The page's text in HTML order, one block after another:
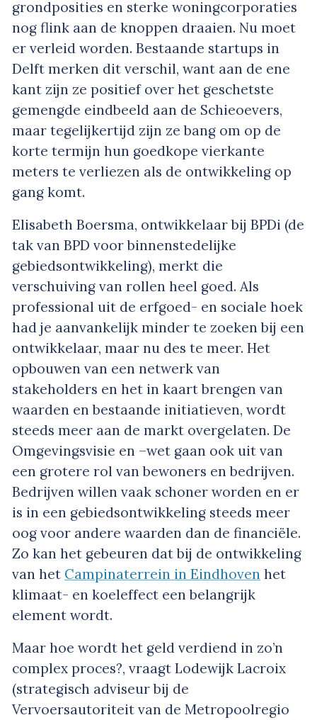
grondposities en sterke woningcorporaties
nog flink aan de knoppen draaien. Nu moet
er verleid worden. Bestaande startups in
Delft merken dit verschil, want aan de ene
kant zijn ze positief over het geschetste
gemengde eindbeeld aan de Schieoevers,
maar tegelijkertijd zijn ze bang om op de
korte termijn hun goedkope vierkante
meters te verliezen als de ontwikkeling op
gang komt.
Elisabeth Boersma, ontwikkelaar bij BPDi (de
tak van BPD voor binnenstedelijke
gebiedsontwikkeling), merkt die
verschuiving van rollen heel goed. Als
professional uit de erfgoed- en sociale hoek
had je aanvankelijk minder te zoeken bij een
ontwikkelaar, maar nu des te meer. Het
opbouwen van een netwerk van
stakeholders en het in kaart brengen van
waarden en bestaande initiatieven, wordt
steeds meer aan de markt overgelaten. De
Omgevingsvisie en –wet gaan ook uit van
een grotere rol van bewoners en bedrijven.
Bedrijven willen vaak schoner worden en er
is in een gebiedsontwikkeling steeds meer
oog voor andere waarden dan de financiële.
Zo kan het gebeuren dat bij de ontwikkeling
van het Campinaterrein in Eindhoven het
klimaat- en koeleffect een belangrijk
element wordt.
Maar hoe wordt het geld verdiend in zo’n
complex proces?, vraagt Lodewijk Lacroix
(strategisch adviseur bij de
Vervoersautoriteit van de Metropoolregio